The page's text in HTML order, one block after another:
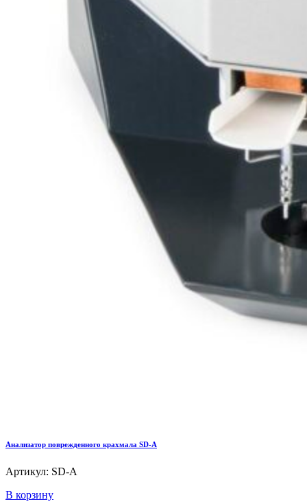
Анализатор поврежденного крахмала SD-A
Артикул: SD-A
В корзину